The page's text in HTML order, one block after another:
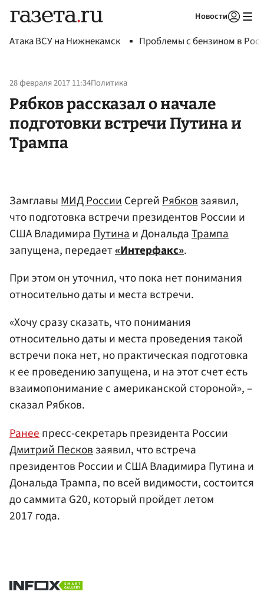
Новости
Атака ВСУ на Нижнекамск Проблемы с бензином в
28 февраля 2017 11:34Политика
Рябков рассказал о начале
подготовки встречи Путина и
Трампа
ЗамглавыМИД РоссииСергейРябковзаявил,
что подготовка встречи президентов России и
США ВладимираПутинаи ДональдаТрампа
запущена, передает«Интерфакс».
При этом он уточнил, что пока нет понимания
относительно даты и места встречи.
«Хочу сразу сказать, что понимания
относительно даты и места проведения такой
встречи пока нет, но практическая подготовка
к ее проведению запущена, и на этот счет есть
взаимопонимание с американской стороной», –
сказал Рябков.
Ранее пресс-секретарь президента России
Дмитрий Песков заявил, что встреча
президентов России и США Владимира Путина и
Дональда Трампа, по всей видимости, состоится
до саммита G20, который пройдет летом
2017 года.